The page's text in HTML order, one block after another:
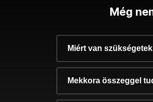
Még
Miért van
Mekkora összeggel